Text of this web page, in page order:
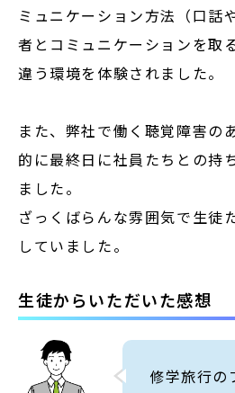
ミュニケーション方法（口話
者とコミュニケーションを取
違う環境を体験されました。
また、弊社で働く聴覚障害の
的に最終日に社員たちとの持
ました。
ざっくばらんな雰囲気で生徒
していました。
生徒からいただいた感想
修学旅行の